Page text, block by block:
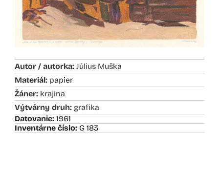
Autor / autorka: Július Muška
Materiál: papier
Žáner: krajina
Výtvárny druh: grafika
Datovanie: 1961
Inventárne číslo: G 183